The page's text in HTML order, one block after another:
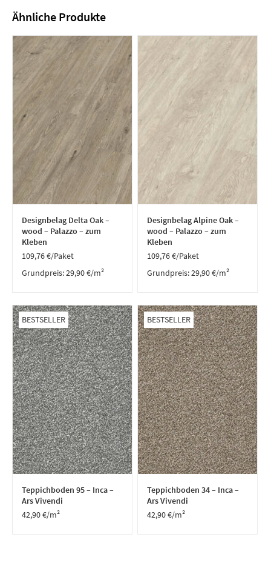
Ähnliche Produkte
Designbelag Delta Oak –
wood – Palazzo – zum
Kleben
109,76€/Paket
Grundpreis:29,90€/m²
Designbelag Alpine Oak –
wood – Palazzo – zum
Kleben
109,76€/Paket
Grundpreis:29,90€/m²
BESTSELLER
Teppichboden 95 – Inca –
Ars Vivendi
42,90€/m²
BESTSELLER
Teppichboden 34 – Inca –
Ars Vivendi
42,90€/m²